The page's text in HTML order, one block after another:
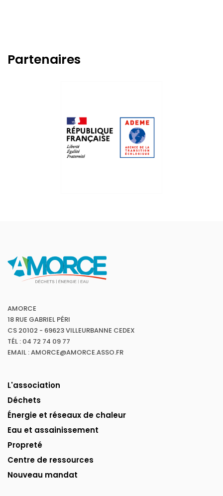
Partenaires
AMORCE
18 RUE GABRIEL PÉRI
CS 20102 - 69623 VILLEURBANNE CEDEX
TÉL : 04 72 74 09 77
EMAIL : AMORCE@AMORCE.ASSO.FR
L'association
Déchets
Énergie et réseaux de chaleur
Eau et assainissement
Propreté
Centre de ressources
Nouveau mandat